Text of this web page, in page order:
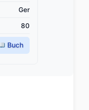
Ger
80
Buch